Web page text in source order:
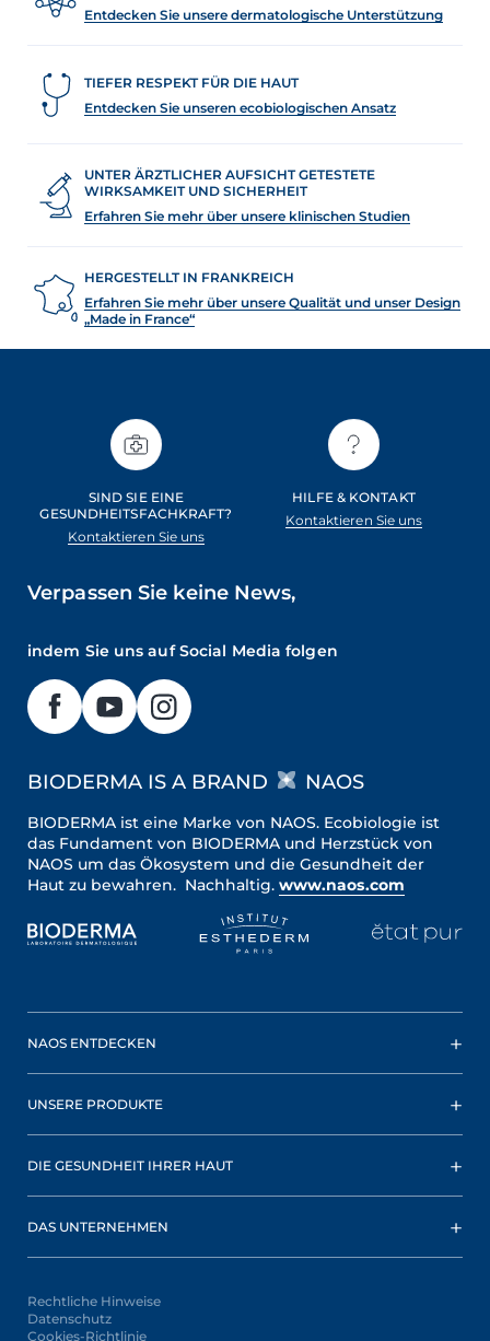
Entdecken Sie unsere dermatologische Unterstützung
TIEFER RESPEKT FÜR DIE HAUT
Entdecken Sie unseren ecobiologischen Ansatz
UNTER ÄRZTLICHER AUFSICHT GETESTETE
WIRKSAMKEIT UND SICHERHEIT
Erfahren Sie mehr über unsere klinischen Studien
HERGESTELLT IN FRANKREICH
Erfahren Sie mehr über unsere Qualität und unser Design
„Made in France“
SIND SIE EINE
GESUNDHEITSFACHKRAFT?
Kontaktieren Sie uns
HILFE & KONTAKT
Kontaktieren Sie uns
Verpassen Sie keine News,
indem Sie uns auf Social Media folgen
BIODERMA IS A BRAND NAOS
BIODERMA ist eine Marke von NAOS. Ecobiologie ist
das Fundament von BIODERMA und Herzstück von
NAOS um das Ökosystem und die Gesundheit der
Haut zu bewahren. Nachhaltig. www.naos.com
NAOS ENTDECKEN
UNSERE PRODUKTE
DIE GESUNDHEIT IHRER HAUT
DAS UNTERNEHMEN
Rechtliche Hinweise
Datenschutz
Cookies-Richtlinie